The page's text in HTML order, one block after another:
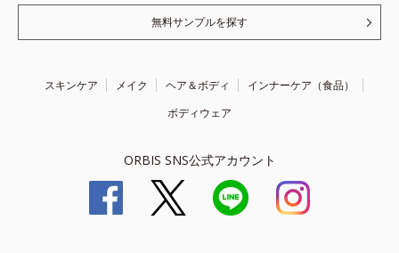
無料サンプルを探す
スキンケア メイク ヘア＆ボディ
インナーケア（食品）
ボディウェア
ORBIS SNS公式アカウント